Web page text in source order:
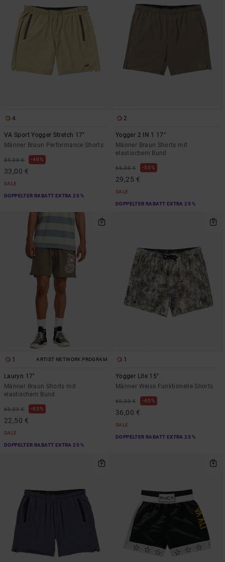
4
VA Sport Yogger Stretch 17"
Männer Braun Performance Shorts
55,00 € 40%
33,00 €
SALE
DOPPELTER RABATT EXTRA 25 %
2
Yogger 2 IN 1 17"
Männer Braun Shorts mit
elastischem Bund
65,00 € 55%
29,25 €
SALE
DOPPELTER RABATT EXTRA 25 %
1 ARTIST NETWORK PROGRAM
Lauryn 17"
Männer Braun Shorts mit
elastischem Bund
60,00 € 63%
22,50 €
SALE
DOPPELTER RABATT EXTRA 25 %
1
Yogger Lite 15"
Männer Weiss Funktionelle Shorts
60,00 € 40%
36,00 €
SALE
DOPPELTER RABATT EXTRA 25 %